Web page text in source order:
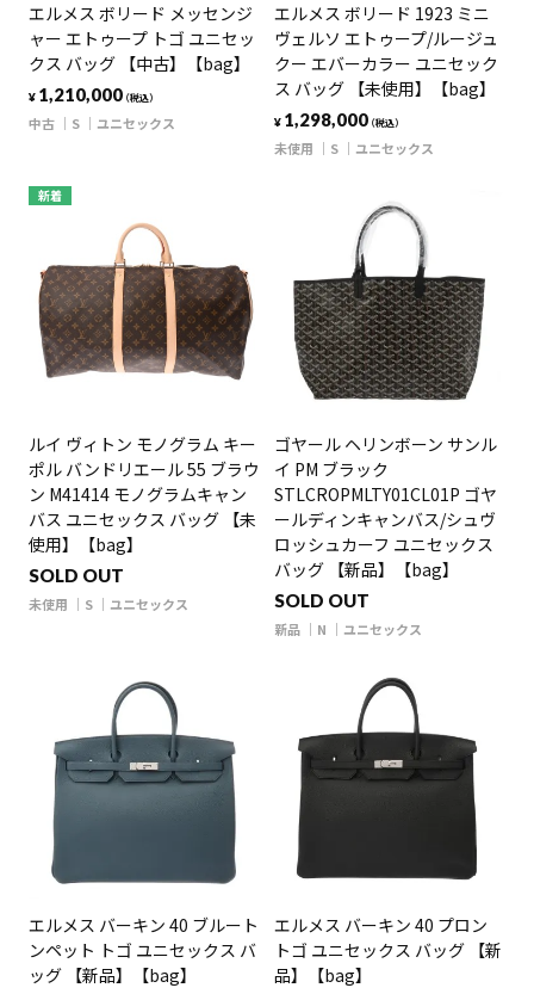
エルメス ボリード メッセンジ
ャー エトゥープ トゴ ユニセッ
クス バッグ 【中古】【bag】
¥ 1,210,000（税込）
中古 S ユニセックス
エルメス ボリード 1923 ミニ
ヴェルソ エトゥープ/ルージュ
クー エバーカラー ユニセック
ス バッグ 【未使用】【bag】
¥ 1,298,000（税込）
未使用 S ユニセックス
新着
ルイ ヴィトン モノグラム キー
ポル バンドリエール 55 ブラウ
ン M41414 モノグラムキャン
バス ユニセックス バッグ 【未
使用】【bag】
SOLD OUT
未使用 S ユニセックス
ゴヤール ヘリンボーン サンル
イ PM ブラック
STLCROPMLTY01CL01P ゴヤ
ールディンキャンバス/シュヴ
ロッシュカーフ ユニセックス
バッグ 【新品】【bag】
SOLD OUT
新品 N ユニセックス
エルメス バーキン 40 ブルート
ンペット トゴ ユニセックス バ
ッグ 【新品】【bag】
エルメス バーキン 40 プロン
トゴ ユニセックス バッグ 【新
品】【bag】